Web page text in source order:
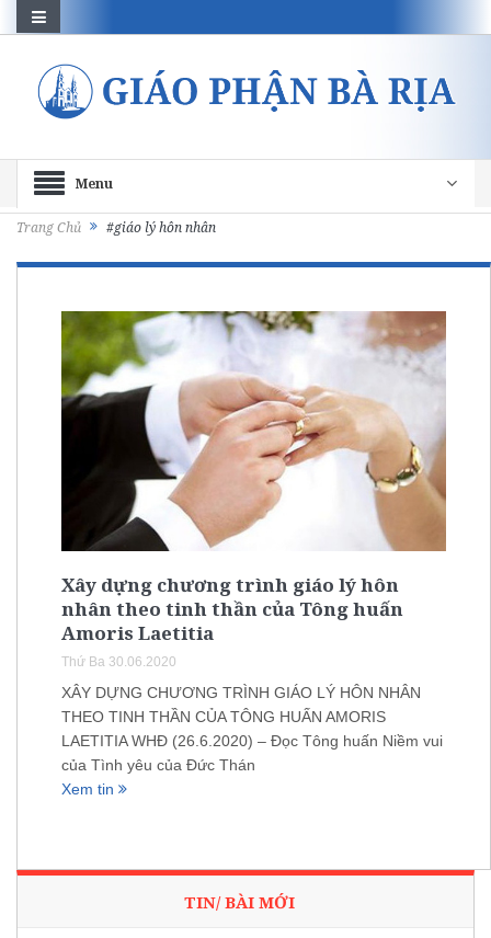
Menu
Trang Chủ #giáo lý hôn nhân
Xây dựng chương trình giáo lý hôn
nhân theo tinh thần của Tông huấn
Amoris Laetitia
Thứ Ba 30.06.2020
XÂY DỰNG CHƯƠNG TRÌNH GIÁO LÝ HÔN NHÂN
THEO TINH THẦN CỦA TÔNG HUẤN AMORIS
LAETITIA WHĐ (26.6.2020) – Đọc Tông huấn Niềm vui
của Tình yêu của Đức Thán
Xem tin
TIN/ BÀI MỚI